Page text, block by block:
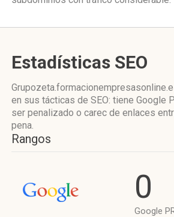
Estadísticas SEO
en sus tácticas de SEO: tiene Google
ser penalizado o carec de enlaces
pena.
Rangos
0
Google